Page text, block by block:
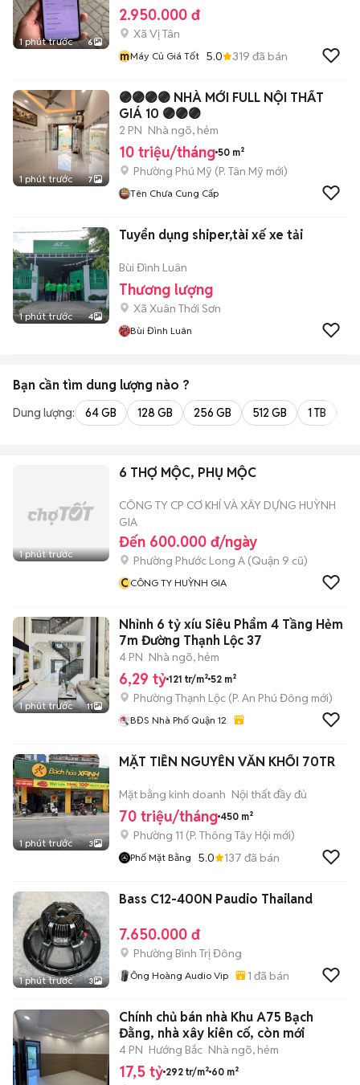
1 phút trước 6
2.950.000 đ
Xã Vị Tân
mMáy Củ Giá Tốt 5.0 319 đã bán
1 phút trước 7
🟣🟣🟣🟣 NHÀ MỚI FULL NỘI THẤT
GIÁ 10 🟣🟣🟣
2 PN Nhà ngõ, hẻm
10 triệu/tháng 50 m²
Phường Phú Mỹ (P. Tân Mỹ mới)
Tên Chưa Cung Cấp
1 phút trước 4
Tuyển dụng shiper,tài xế xe tải
Bùi Đình Luân
Thương lượng
Xã Xuân Thới Sơn
Bùi Đình Luân
Bạn cần tìm dung lượng nào ?
Dung lượng: 64 GB 128 GB 256 GB 512 GB 1 TB
1 phút trước
6 THỢ MỘC, PHỤ MỘC
CÔNG TY CP CƠ KHÍ VÀ XÂY DỰNG HUỲNH
GIA
Đến 600.000 đ/ngày
Phường Phước Long A (Quận 9 cũ)
CCÔNG TY HUỲNH GIA
1 phút trước 11
Nhỉnh 6 tỷ xíu Siêu Phẩm 4 Tầng Hẻm
7m Đường Thạnh Lộc 37
4 PN Nhà ngõ, hẻm
6,29 tỷ 121 tr/m² 52 m²
Phường Thạnh Lộc (P. An Phú Đông mới)
BĐS Nhà Phố Quận 12
1 phút trước 3
MẶT TIỀN NGUYỄN VĂN KHỐI 70TR
Mặt bằng kinh doanh Nội thất đầy đủ
70 triệu/tháng 450 m²
Phường 11 (P. Thông Tây Hội mới)
Phố Mặt Bằng 5.0 137 đã bán
1 phút trước 3
Bass C12-400N Paudio Thailand
7.650.000 đ
Phường Bình Trị Đông
Ông Hoàng Audio Vip 1 đã bán
Chính chủ bán nhà Khu A75 Bạch
Đằng, nhà xây kiên cố, còn mới
4 PN Hướng Bắc Nhà ngõ, hẻm
17,5 tỷ 292 tr/m² 60 m²